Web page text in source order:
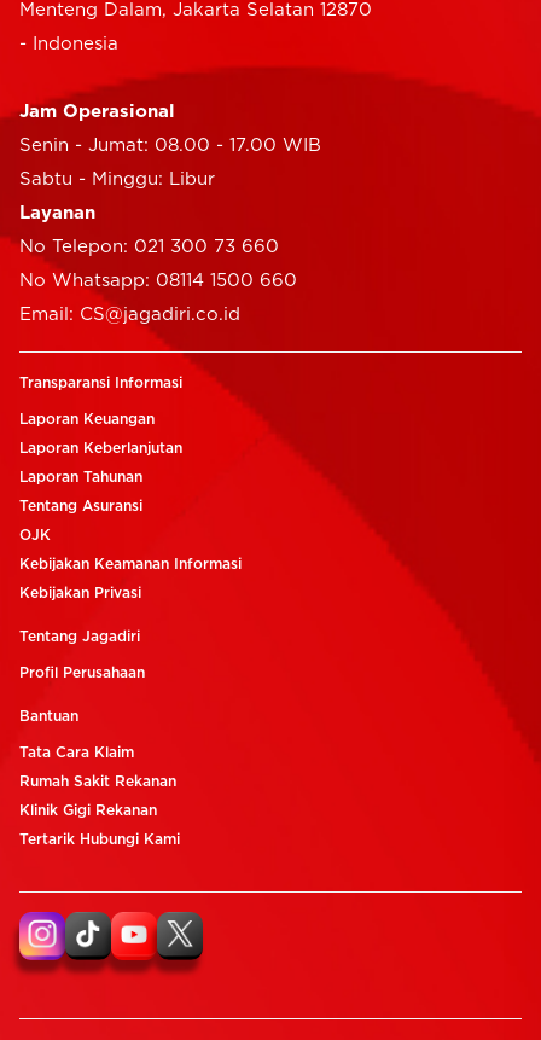
Menteng Dalam, Jakarta Selatan 12870
- Indonesia
Jam Operasional
Senin - Jumat: 08.00 - 17.00 WIB
Sabtu - Minggu: Libur
Layanan
No Telepon: 021 300 73 660
No Whatsapp: 08114 1500 660
Email: CS@jagadiri.co.id
Transparansi Informasi
Laporan Keuangan
Laporan Keberlanjutan
Laporan Tahunan
Tentang Asuransi
OJK
Kebijakan Keamanan Informasi
Kebijakan Privasi
Tentang Jagadiri
Profil Perusahaan
Bantuan
Tata Cara Klaim
Rumah Sakit Rekanan
Klinik Gigi Rekanan
Tertarik Hubungi Kami